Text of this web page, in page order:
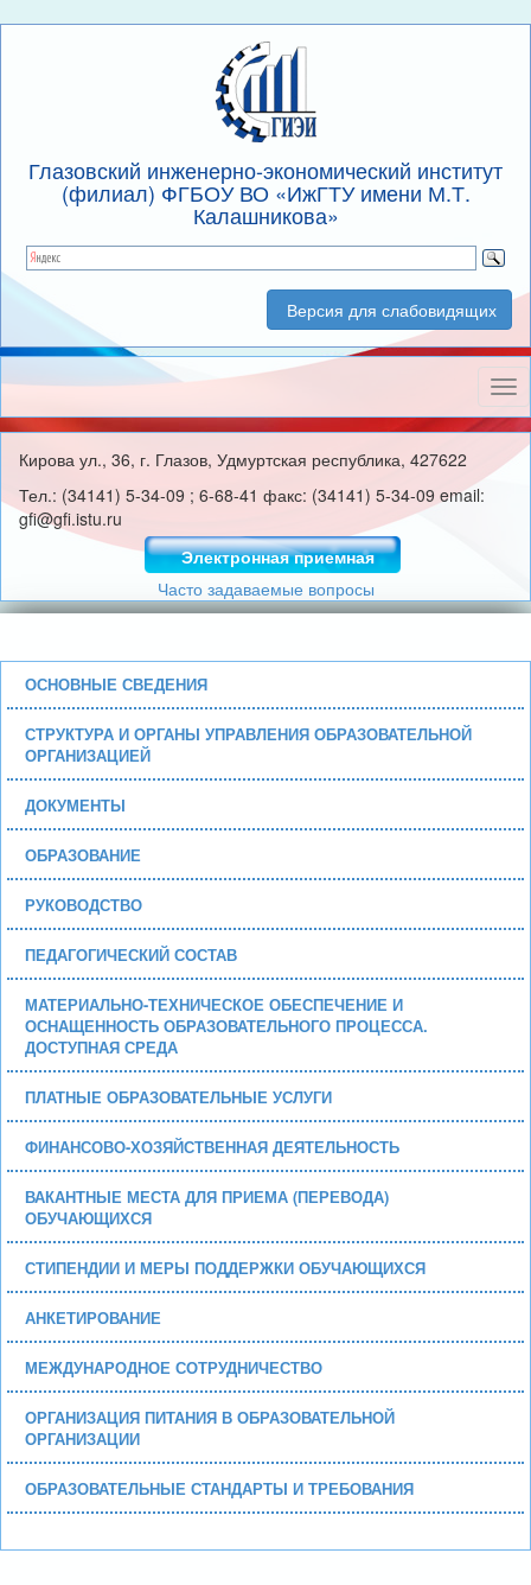
Глазовский инженерно-экономический институт
(филиал) ФГБОУ ВО «ИжГТУ имени М.Т.
Калашникова»
Версия для слабовидящих
Кирова ул., 36, г. Глазов, Удмуртская республика, 427622
Тел.: (34141) 5-34-09 ; 6-68-41 факс: (34141) 5-34-09 email:
gfi@gfi.istu.ru
Электронная приемная
Часто задаваемые вопросы
ОСНОВНЫЕ СВЕДЕНИЯ
СТРУКТУРА И ОРГАНЫ УПРАВЛЕНИЯ ОБРАЗОВАТЕЛЬНОЙ
ОРГАНИЗАЦИЕЙ
ДОКУМЕНТЫ
ОБРАЗОВАНИЕ
РУКОВОДСТВО
ПЕДАГОГИЧЕСКИЙ СОСТАВ
МАТЕРИАЛЬНО-ТЕХНИЧЕСКОЕ ОБЕСПЕЧЕНИЕ И
ОСНАЩЕННОСТЬ ОБРАЗОВАТЕЛЬНОГО ПРОЦЕССА.
ДОСТУПНАЯ СРЕДА
ПЛАТНЫЕ ОБРАЗОВАТЕЛЬНЫЕ УСЛУГИ
ФИНАНСОВО-ХОЗЯЙСТВЕННАЯ ДЕЯТЕЛЬНОСТЬ
ВАКАНТНЫЕ МЕСТА ДЛЯ ПРИЕМА (ПЕРЕВОДА)
ОБУЧАЮЩИХСЯ
СТИПЕНДИИ И МЕРЫ ПОДДЕРЖКИ ОБУЧАЮЩИХСЯ
АНКЕТИРОВАНИЕ
МЕЖДУНАРОДНОЕ СОТРУДНИЧЕСТВО
ОРГАНИЗАЦИЯ ПИТАНИЯ В ОБРАЗОВАТЕЛЬНОЙ
ОРГАНИЗАЦИИ
ОБРАЗОВАТЕЛЬНЫЕ СТАНДАРТЫ И ТРЕБОВАНИЯ